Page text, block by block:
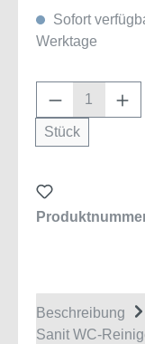
Sofort
Werktage
Produkt
Stück
Beschreibung
Sanit WC-